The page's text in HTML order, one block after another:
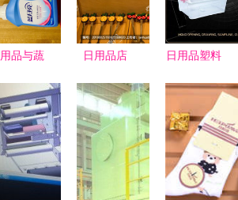
品与蔬
寻常生
温暖记
录
日用品店
利与温馨
日用品塑料
铸就生活品
质的幕后功
臣